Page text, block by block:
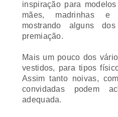
mães, madrinhas e
mostrando alguns
premiação.
vestidos, para tipos
Assim tanto noivas,
convidadas podem
adequada.